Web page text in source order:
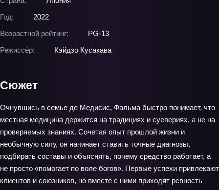
Год:
2022
Возрастной рейтинг:
PG-13
Режиссёр:
Кэйдзо Кусакава
Сюжет
Очнувшись в семье де Медисис, Фальма быстро понимает, что
местная медицина держится на традициях и суевериях, а не на
проверяемых знаниях. Сочетая опыт прошлой жизни и
необычную силу, он начинает ставить точные диагнозы,
подбирать составы и объяснять, почему средство работает, а
не просто «помогает по воле богов». Первые успехи привлекают
клиентов и союзников, но вместе с ними приходят ревность